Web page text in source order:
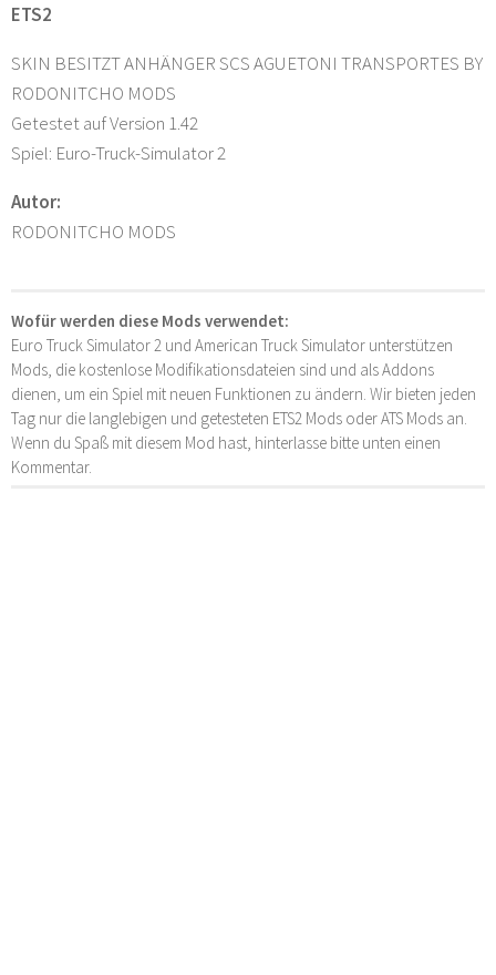
ETS2
SKIN BESITZT ANHÄNGER SCS AGUETONI TRANSPORTES BY
RODONITCHO MODS
Getestet auf Version 1.42
Spiel: Euro-Truck-Simulator 2
Autor:
RODONITCHO MODS
Wofür werden diese Mods verwendet:
Euro Truck Simulator 2 und American Truck Simulator unterstützen
Mods, die kostenlose Modifikationsdateien sind und als Addons
dienen, um ein Spiel mit neuen Funktionen zu ändern. Wir bieten jeden
Tag nur die langlebigen und getesteten ETS2 Mods oder ATS Mods an.
Wenn du Spaß mit diesem Mod hast, hinterlasse bitte unten einen
Kommentar.